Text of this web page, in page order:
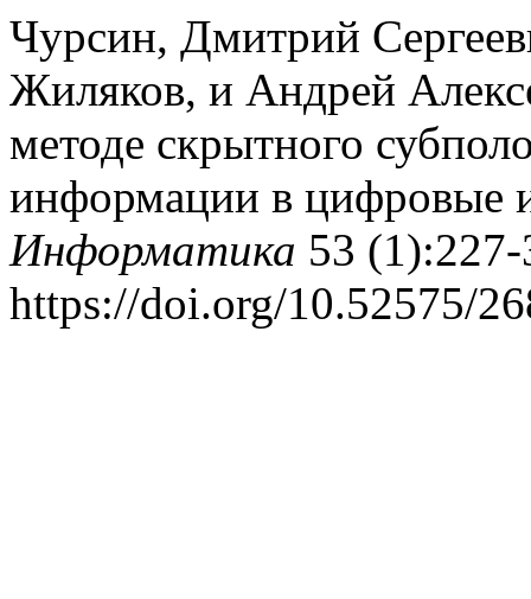
Чурсин, Дмитрий
Жиляков, и Андрей
методе скрытного
информации в цифровые
Информатика 53
https://doi.org/10.52575/